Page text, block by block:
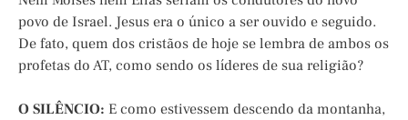
povo de Israel. Jesus era o único a ser ouvido e seguido.
De fato, quem dos cristãos de hoje se lembra de ambos os
profetas do AT, como sendo os líderes de sua religião?
O SILÊNCIO: E como estivessem descendo da montanha,